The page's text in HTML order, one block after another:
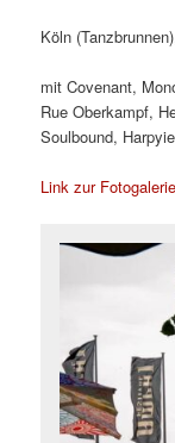
Köln
mit Covenant,
Rue Oberkampf,
Soulbound,
Link zur